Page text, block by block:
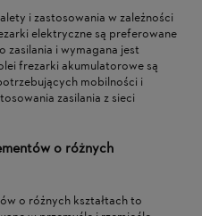
i zastosowania w zależności
elektryczne są preferowane
zasilania i wymagana jest
frezarki akumulatorowe są
mobilności i
zasilania z sieci
o różnych
o różnych kształtach to